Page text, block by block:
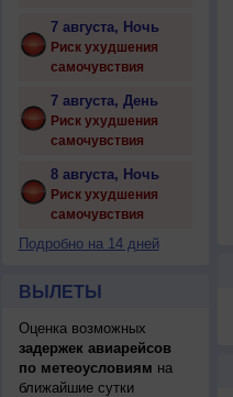
7 августа, Ночь
Риск ухудшения
самочувствия
7 августа, День
Риск ухудшения
самочувствия
8 августа, Ночь
Риск ухудшения
самочувствия
Подробно на 14 дней
ВЫЛЕТЫ
Оценка возможных
задержек авиарейсов
по метеоусловиям на
ближайшие сутки